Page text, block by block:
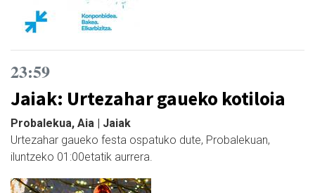
23:59
Jaiak: Urtezahar gaueko kotiloia
Probalekua, Aia | Jaiak
Urtezahar gaueko festa ospatuko dute, Probalekuan,
iluntzeko 01:00etatik aurrera.